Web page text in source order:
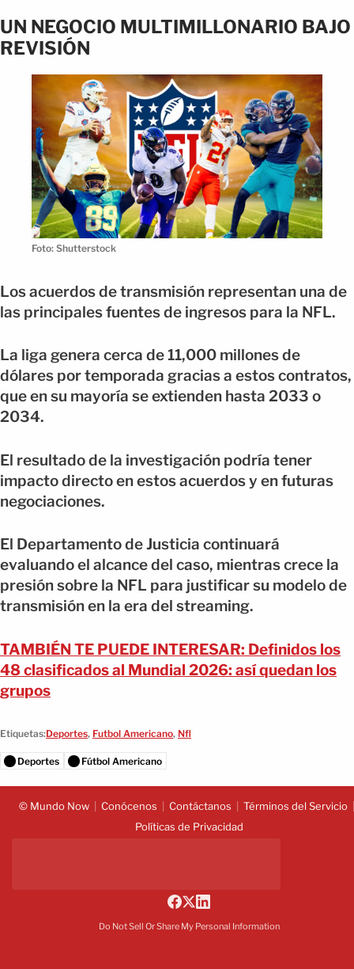
UN NEGOCIO MULTIMILLONARIO BAJO
REVISIÓN
Foto: Shutterstock
Los acuerdos de transmisión representan una de
las principales fuentes de ingresos para la NFL.
La liga genera cerca de 11,000 millones de
dólares por temporada gracias a estos contratos,
que en su mayoría se extienden hasta 2033 o
2034.
El resultado de la investigación podría tener
impacto directo en estos acuerdos y en futuras
negociaciones.
El Departamento de Justicia continuará
evaluando el alcance del caso, mientras crece la
presión sobre la NFL para justificar su modelo de
transmisión en la era del streaming.
TAMBIÉN TE PUEDE INTERESAR: Definidos los
48 clasificados al Mundial 2026: así quedan los
grupos
Etiquetas:Deportes, Futbol Americano, Nfl
Deportes Fútbol Americano
© Mundo Now Conócenos Contáctanos
Términos del Servicio
Políticas de Privacidad
Do Not Sell Or Share My Personal Information